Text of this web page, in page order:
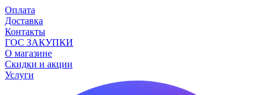
Оплата
Доставка
Контакты
ГОС ЗАКУПКИ
О магазине
Скидки и акции
Услуги